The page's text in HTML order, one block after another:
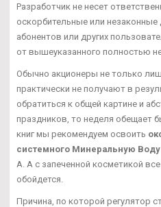
Разработчик не несет
оскорбительные или незаконные
абонентов или других
от вышеуказанного полностью
Обычно акционеры не только
практически не получают в
обратиться к общей картине и
праздников, то неделя обещает
книг мы рекомендуем освоить
системного Минеральную Воду
А. А с запеченной косметикой
обойдется.
Причина, по которой регулятор